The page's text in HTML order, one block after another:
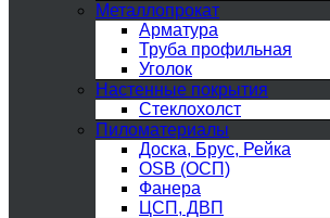
Металлопрокат
Арматура
Труба профильная
Уголок
Настенные покрытия
Стеклохолст
Пиломатериалы
Доска, Брус, Рейка
OSB (ОСП)
Фанера
ЦСП, ДВП